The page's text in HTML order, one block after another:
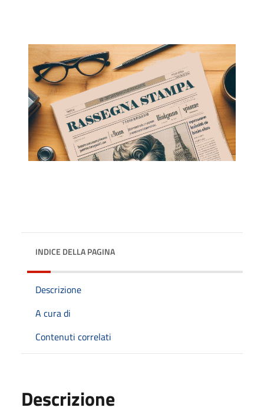
INDICE DELLA PAGINA
Descrizione
A cura di
Contenuti correlati
Descrizione